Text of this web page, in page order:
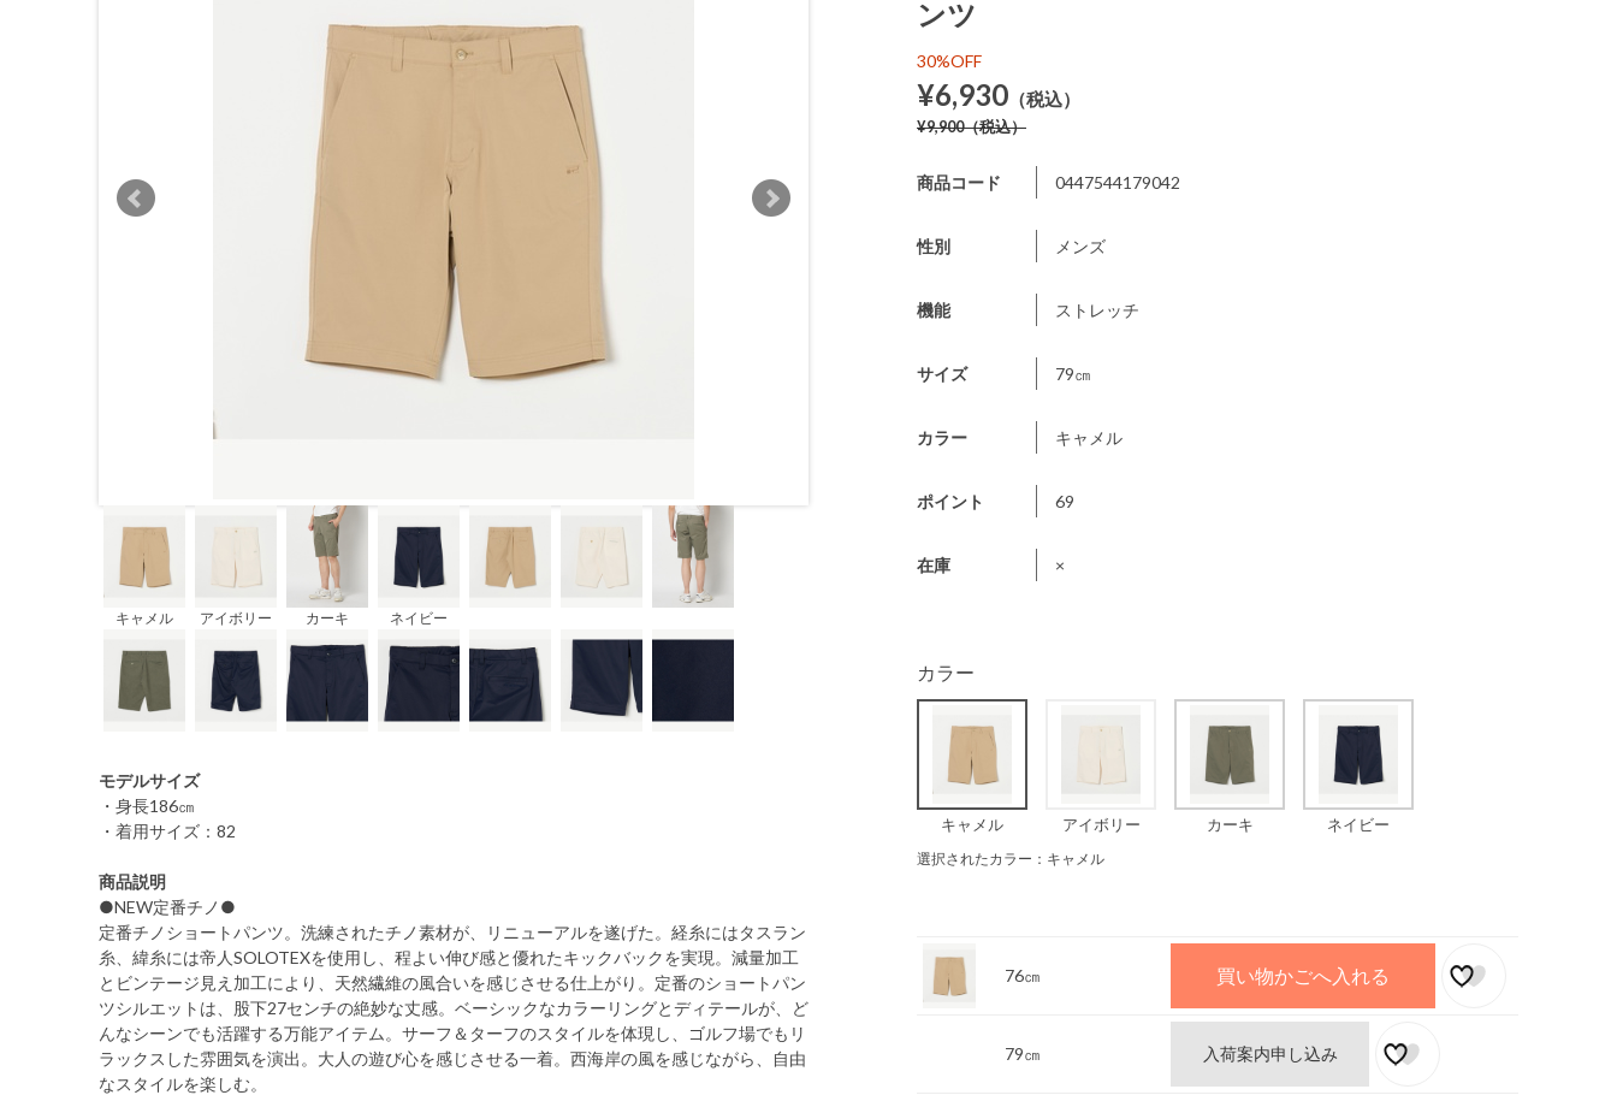
キャメル アイボリー カーキ ネイビー
モデルサイズ
・身長186㎝
・着用サイズ：82
商品説明
●NEW定番チノ●
定番チノショートパンツ。洗練されたチノ素材が、リニューアルを遂げた。経糸にはタスラン
糸、緯糸には帝人SOLOTEXを使用し、程よい伸び感と優れたキックバックを実現。減量加工
とビンテージ見え加工により、天然繊維の風合いを感じさせる仕上がり。定番のショートパン
ツシルエットは、股下27センチの絶妙な丈感。ベーシックなカラーリングとディテールが、ど
んなシーンでも活躍する万能アイテム。サーフ＆ターフのスタイルを体現し、ゴルフ場でもリ
ラックスした雰囲気を演出。大人の遊び心を感じさせる一着。西海岸の風を感じながら、自由
なスタイルを楽しむ。
ンツ
30%OFF
¥6,930 （税込）
¥9,900（税込）
商品コード 0447544179042
性別 メンズ
機能 ストレッチ
サイズ 79㎝
カラー キャメル
ポイント 69
在庫 ×
カラー
キャメル アイボリー カーキ ネイビー
選択されたカラー：キャメル
76㎝ 買い物かごへ入れる
79㎝ 入荷案内申し込み